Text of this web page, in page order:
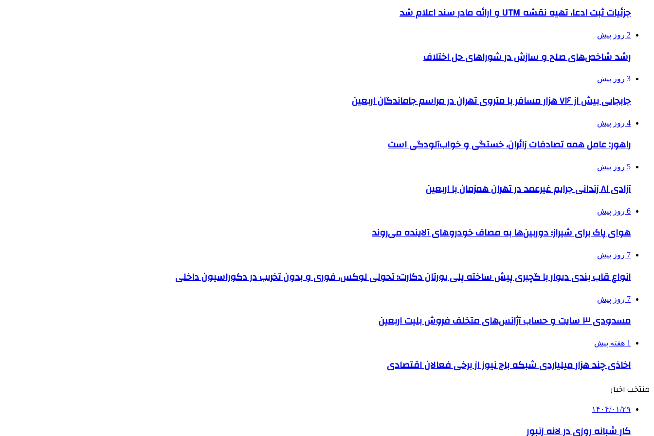
جزئیات ثبت ادعا، تهیه نقشه UTM و ارائه مادر سند اعلام شد
2 روز پیش
رشد شاخص‌های صلح و سازش در شوراهای حل اختلاف
3 روز پیش
جابجایی بیش از ۷۱۶ هزار مسافر با متروی تهران در مراسم جاماندگان اربعین
4 روز پیش
راهور: عامل همه تصادفات زائران، خستگی و خواب‌آلودگی است
5 روز پیش
آزادی ۸۱ زندانی جرایم غیرعمد در تهران همزمان با اربعین
6 روز پیش
هوای پاک برای شیراز؛ دوربین‌ها به مصاف خودروهای آلاینده می‌روند
7 روز پیش
انواع قاب بندی دیوار با گچبری پیش ساخته پلی یورتان دکارت؛ تحولی لوکس، فوری و بدون تخریب در دکوراسیون داخلی
7 روز پیش
مسدودی ۳ سایت و حساب آژانس‌های متخلف فروش بلیت اربعین
1 هفته پیش
اخاذی چند هزار میلیاردی شبکه باج نیوز از برخی فعالان اقتصادی
منتخب اخبار
۱۴۰۴/۰۱/۲۹
کار شبانه روزی در لانه زنبور